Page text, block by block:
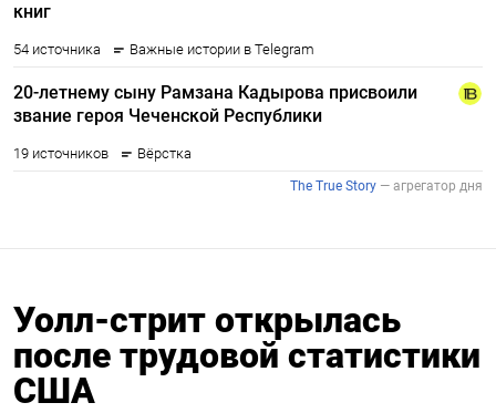
Уолл-стрит открылась
после трудовой статистики
США